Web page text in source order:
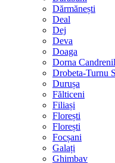
Dărmănești
Deal
Dej
Deva
Doaga
Dorna
Drobeta-Turnu
Durușa
Fălticeni
Filiași
Florești
Florești
Focșani
Galați
Ghimbav